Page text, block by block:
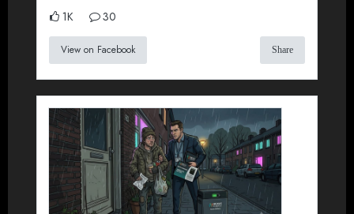
1K 30
View on Facebook Share